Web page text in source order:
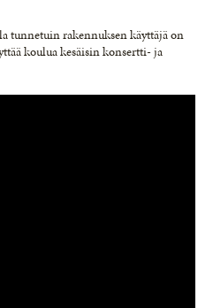
tunnetuin rakennuksen käyttäjä on
koulua kesäisin konsertti- ja